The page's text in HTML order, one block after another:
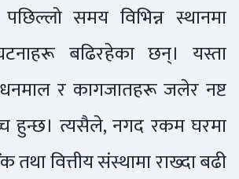
समय विभिन्न स्थानमा
बढिरहेका छन्। यस्ता
र कागजातहरू जलेर नष्ट
हुन्छ। त्यसैले, नगद रकम घरमा
तथा वित्तीय संस्थामा राख्दा बढी